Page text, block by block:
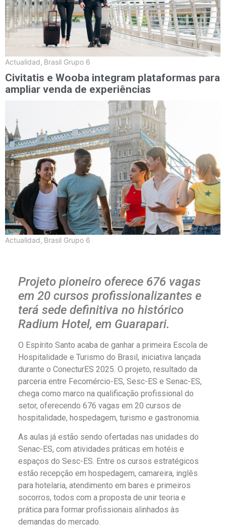
Actualidad, Brasil Grupo 6
Civitatis e Wooba integram plataformas para
ampliar venda de experiências
Actualidad, Brasil Grupo 6
Projeto pioneiro oferece 676 vagas
em 20 cursos profissionalizantes e
terá sede definitiva no histórico
Radium Hotel, em Guarapari.
O Espírito Santo acaba de ganhar a primeira Escola de
Hospitalidade e Turismo do Brasil, iniciativa lançada
durante o ConecturES 2025. O projeto, resultado da
parceria entre Fecomércio-ES, Sesc-ES e Senac-ES,
chega como marco na qualificação profissional do
setor, oferecendo 676 vagas em 20 cursos de
hospitalidade, hospedagem, turismo e gastronomia.
As aulas já estão sendo ofertadas nas unidades do
Senac-ES, com atividades práticas em hotéis e
espaços do Sesc-ES. Entre os cursos estratégicos
estão recepção em hospedagem, camareira, inglês
para hotelaria, atendimento em bares e primeiros
socorros, todos com a proposta de unir teoria e
prática para formar profissionais alinhados às
demandas do mercado.